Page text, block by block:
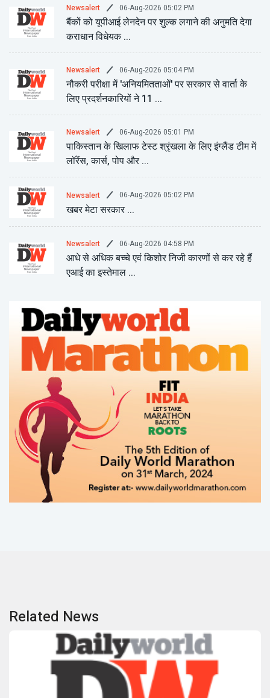
Newsalert 06-Aug-2026 05:02 PM
बैंकों को यूपीआई लेनदेन पर शुल्क लगाने की अनुमति देगा
कराधान विधेयक ...
Newsalert 06-Aug-2026 05:04 PM
नौकरी परीक्षा में 'अनियमितताओं' पर सरकार से वार्ता के
लिए प्रदर्शनकारियों ने 11 ...
Newsalert 06-Aug-2026 05:01 PM
पाकिस्तान के खिलाफ टेस्ट श्रृंखला के लिए इंग्लैंड टीम में
लॉरेंस, कार्स, पोप और ...
Newsalert 06-Aug-2026 05:02 PM
खबर मेटा सरकार ...
Newsalert 06-Aug-2026 04:58 PM
आधे से अधिक बच्चे एवं किशोर निजी कारणों से कर रहे हैं
एआई का इस्तेमाल ...
Related News